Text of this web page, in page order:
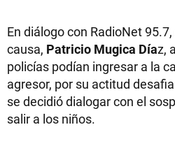
En diálogo con RadioNet
causa, Patricio Mugica Díaz,
policías podían ingresar a la
agresor, por su actitud
se decidió dialogar con el
salir a los niños.